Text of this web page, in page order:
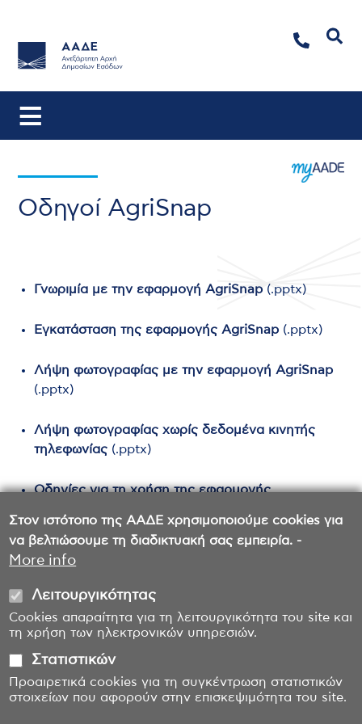
Στον ιστότοπο της ΑΑΔΕ χρησιμοποιούμε cookies για
να βελτιώσουμε τη διαδικτυακή σας εμπειρία. -
More info
Λειτουργικότητας
Cookies απαραίτητα για τη λειτουργικότητα του site και
τη χρήση των ηλεκτρονικών υπηρεσιών.
Στατιστικών
Προαιρετικά cookies για τη συγκέντρωση στατιστικών
στοιχείων που αφορούν στην επισκεψιμότητα του site.
Οδηγοί AgriSnap
Γνωριμία με την εφαρμογή AgriSnap (.pptx)
Εγκατάσταση της εφαρμογής AgriSnap (.pptx)
Λήψη φωτογραφίας με την εφαρμογή AgriSnap
(.pptx)
Λήψη φωτογραφίας χωρίς δεδομένα κινητής
τηλεφωνίας (.pptx)
Οδηγίες για τη χρήση της εφαρμογής